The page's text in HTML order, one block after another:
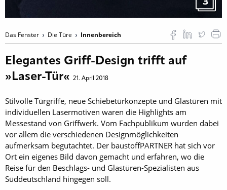
Das Fenster Die Türe Innenbereich
Elegantes Griff-Design trifft auf
»Laser-Tür« 21. April 2018
Stilvolle Türgriffe, neue Schiebetürkonzepte und Glastüren mit
individuellen Lasermotiven waren die Highlights am
Messestand von Griffwerk. Vom Fachpublikum wurden dabei
vor allem die verschiedenen Designmöglichkeiten
aufmerksam begutachtet. Der baustoffPARTNER hat sich vor
Ort ein eigenes Bild davon gemacht und erfahren, wo die
Reise für den Beschlags- und Glastüren-Spezialisten aus
Süddeutschland hingegen soll.